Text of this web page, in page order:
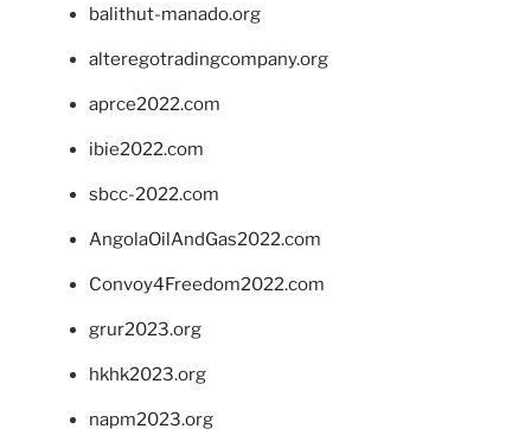
balithut-manado.org
alteregotradingcompany.org
aprce2022.com
ibie2022.com
sbcc-2022.com
AngolaOilAndGas2022.com
Convoy4Freedom2022.com
grur2023.org
hkhk2023.org
napm2023.org